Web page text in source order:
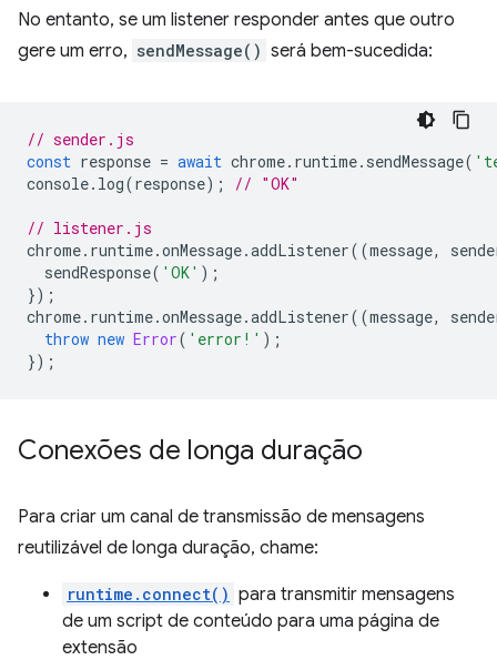
No entanto, se um listener responder antes que outro
gere um erro, sendMessage() será bem-sucedida:
// sender.js
const response = await chrome. runtime. sendMessage(
console. log(response); // "OK"
// listener.js
chrome. runtime.onMessage.addListener((message,
sendResponse( 'OK' );
});
chrome. runtime.onMessage.addListener((message,
throw new Error( 'error!' );
});
Conexões de longa duração
Para criar um canal de transmissão de mensagens
reutilizável de longa duração, chame:
runtime.connect() para transmitir mensagens
de um script de conteúdo para uma página de
extensão